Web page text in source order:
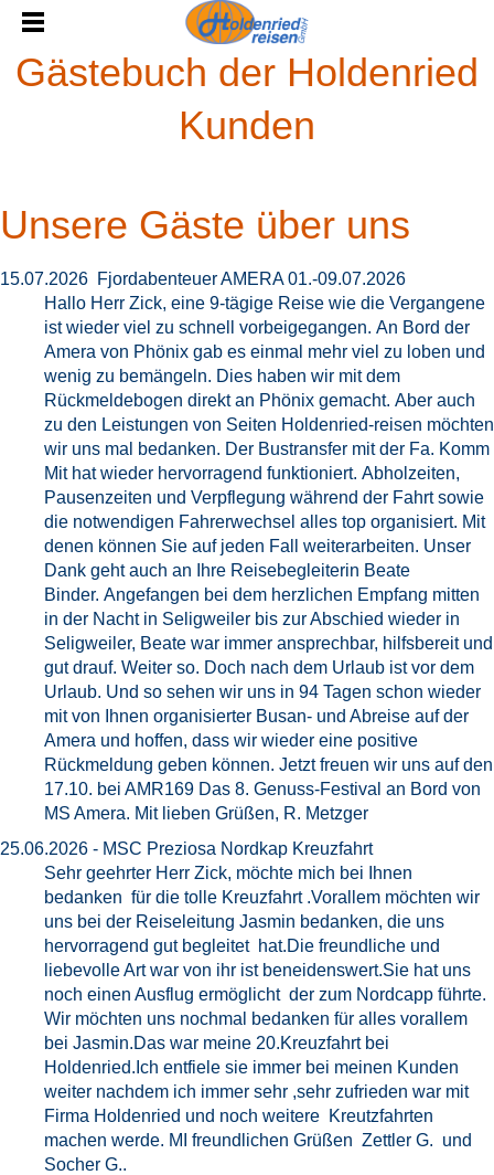
Gästebuch der Holdenried
Kunden
Unsere Gäste über uns
15.07.2026 Fjordabenteuer AMERA 01.-09.07.2026
Hallo Herr Zick, eine 9-tägige Reise wie die Vergangene
ist wieder viel zu schnell vorbeigegangen. An Bord der
Amera von Phönix gab es einmal mehr viel zu loben und
wenig zu bemängeln. Dies haben wir mit dem
Rückmeldebogen direkt an Phönix gemacht. Aber auch
zu den Leistungen von Seiten Holdenried-reisen möchten
wir uns mal bedanken. Der Bustransfer mit der Fa. Komm
Mit hat wieder hervorragend funktioniert. Abholzeiten,
Pausenzeiten und Verpflegung während der Fahrt sowie
die notwendigen Fahrerwechsel alles top organisiert. Mit
denen können Sie auf jeden Fall weiterarbeiten. Unser
Dank geht auch an Ihre Reisebegleiterin Beate
Binder. Angefangen bei dem herzlichen Empfang mitten
in der Nacht in Seligweiler bis zur Abschied wieder in
Seligweiler, Beate war immer ansprechbar, hilfsbereit und
gut drauf. Weiter so. Doch nach dem Urlaub ist vor dem
Urlaub. Und so sehen wir uns in 94 Tagen schon wieder
mit von Ihnen organisierter Busan- und Abreise auf der
Amera und hoffen, dass wir wieder eine positive
Rückmeldung geben können. Jetzt freuen wir uns auf den
17.10. bei AMR169 Das 8. Genuss-Festival an Bord von
MS Amera. Mit lieben Grüßen, R. Metzger
25.06.2026 - MSC Preziosa Nordkap Kreuzfahrt
Sehr geehrter Herr Zick, möchte mich bei Ihnen
bedanken für die tolle Kreuzfahrt .Vorallem möchten wir
uns bei der Reiseleitung Jasmin bedanken, die uns
hervorragend gut begleitet hat.Die freundliche und
liebevolle Art war von ihr ist beneidenswert.Sie hat uns
noch einen Ausflug ermöglicht der zum Nordcapp führte.
Wir möchten uns nochmal bedanken für alles vorallem
bei Jasmin.Das war meine 20.Kreuzfahrt bei
Holdenried.Ich entfiele sie immer bei meinen Kunden
weiter nachdem ich immer sehr ,sehr zufrieden war mit
Firma Holdenried und noch weitere Kreutzfahrten
machen werde. MI freundlichen Grüßen Zettler G. und
Socher G..